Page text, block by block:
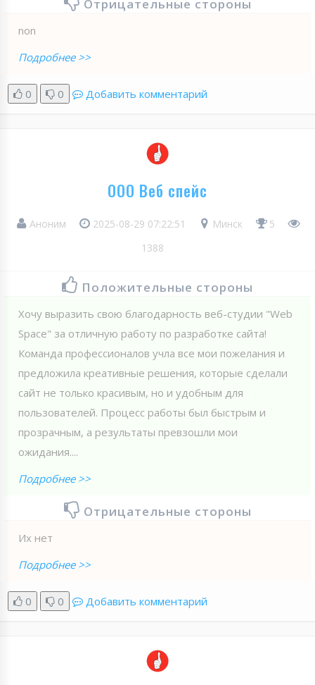
Отрицательные стороны
non
Подробнее >>
0 0 Добавить комментарий
ООО Веб спейс
Аноним 2025-08-29 07:22:51 Минск
5
1388
Положительные стороны
Хочу выразить свою благодарность веб-студии "Web
Spaсe" за отличную работу по разработке сайта!
Команда профессионалов учла все мои пожелания и
предложила креативные решения, которые сделали
сайт не только красивым, но и удобным для
пользователей. Процесс работы был быстрым и
прозрачным, а результаты превзошли мои
ожидания....
Подробнее >>
Отрицательные стороны
Их нет
Подробнее >>
0 0 Добавить комментарий